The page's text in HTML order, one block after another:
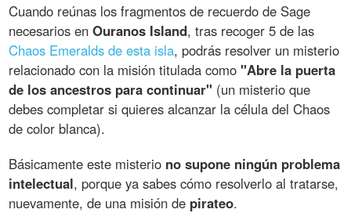
Cuando reúnas los fragmentos de recuerdo de Sage
necesarios enOuranos Island, tras recoger 5 de las
Chaos Emeralds de esta isla, podrás resolver un misterio
relacionado con la misión titulada como"Abre la puerta
de los ancestros para continuar" (un misterio que
debes completar si quieres alcanzar la célula del Chaos
de color blanca).
Básicamente este misterio no supone ningún problema
intelectual, porque ya sabes cómo resolverlo al tratarse,
nuevamente, de una misión de pirateo.